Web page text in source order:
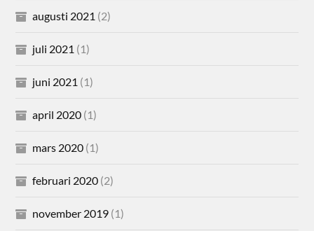
augusti 2021 (2)
juli 2021 (1)
juni 2021 (1)
april 2020 (1)
mars 2020 (1)
februari 2020 (2)
november 2019 (1)